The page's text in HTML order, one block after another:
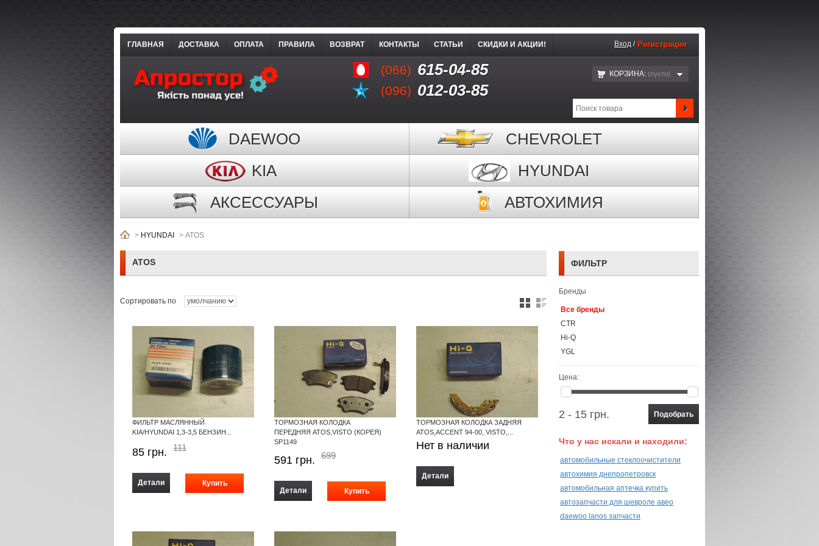
(066) 615-04-85
(096) 012-03-85
ГЛАВНАЯ ДОСТАВКА ОПЛАТА ПРАВИЛА ВОЗВРАТ КОНТАКТЫ СТАТЬИ СКИДКИ И АКЦИИ! Вход / Регистрация
КОРЗИНА: (пустo)
DAEWOO
CHEVROLET
KIA
HYUNDAI
АКСЕССУАРЫ
АВТОХИМИЯ
> HYUNDAI > ATOS
ATOS
Сортировать по
ФИЛЬТР МАСЛЯННЫЙ
KIA/HYUNDAI 1,3-3,5 БЕНЗИН...
85 грн. 111
Детали
ТОРМОЗНАЯ КОЛОДКА
ПЕРЕДНЯЯ ATOS,VISTO (КОРЕЯ)
SP1149
591 грн. 699
Детали
ТОРМОЗНАЯ КОЛОДКА ЗАДНЯЯ
ATOS,ACCENT 94-00, VISTO,...
Нет в наличии
Детали
ФИЛЬТР
Бренды
Все бренды
CTR
Hi-Q
YGL
Цена:
2 - 15 грн.
Что у нас искали и находили:
автомобильные стеклоочистители
автохимия днепропетровск
автомобильная аптечка купить
автозапчасти для шевроле авео
daewoo lanos запчасти